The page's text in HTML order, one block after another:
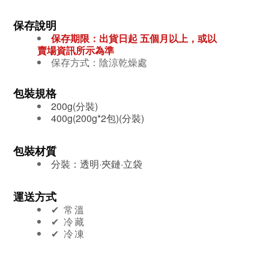
保存說明
保存期限：出貨日起 五個月以上，或以
賣場資訊所示為準
保存方式： 陰涼乾燥處
包裝規格
200g(分裝)
400g(200g*2包)(分裝)
包裝材質
分裝：透明·夾鏈·立袋
運送方式
✔︎ 常溫
✔︎ 冷藏
✔︎ 冷凍